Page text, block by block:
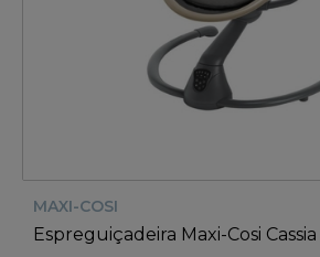
MAXI-COSI
Espreguiçadeira Maxi-Cosi Cassia